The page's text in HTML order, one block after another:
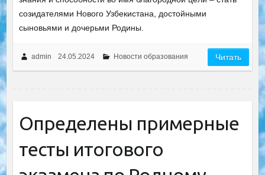
созидателями Нового Узбекистана, достойными
сыновьями и дочерьми Родины.
admin 24.05.2024 Новости образования Читать
Определены примерные
тесты итогового